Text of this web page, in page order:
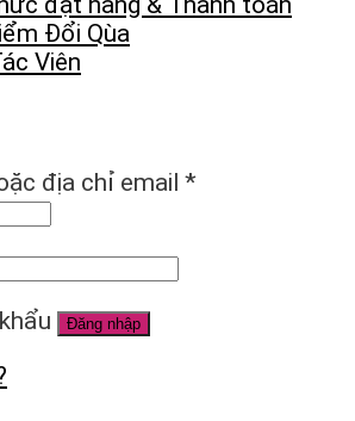
Đổi Qùa
Viên
địa chỉ email *
Đăng nhập